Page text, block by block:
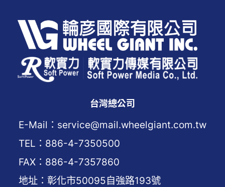
台灣總公司
E-Mail：service@mail.wheelgiant.com.tw
TEL：886-4-7350500
FAX：886-4-7357860
地址：彰化市50095自強路193號